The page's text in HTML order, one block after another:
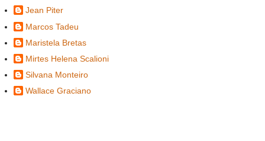
Jean Piter
Marcos Tadeu
Maristela Bretas
Mirtes Helena Scalioni
Silvana Monteiro
Wallace Graciano